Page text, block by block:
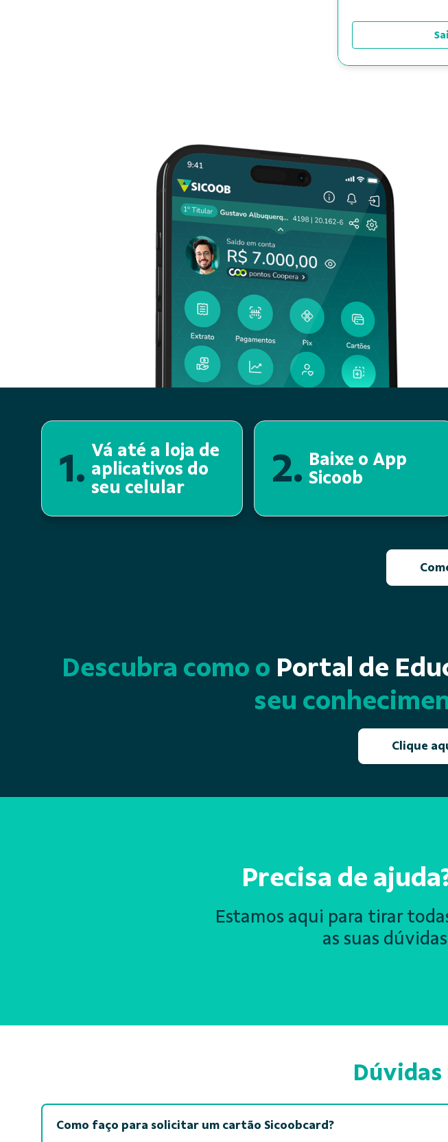
1. Vá até a loja de
aplicativos do
seu celular
2. Baixe o App
Sicoob
Descubra como o Portal de
seu
Clique
Precisa de
Estamos aqui para tirar
as suas
Dúvidas
Como faço para solicitar um cartão Sicoobcard?